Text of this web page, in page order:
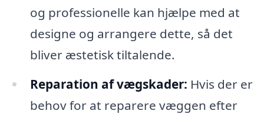
og professionelle kan hjælpe med at
designe og arrangere dette, så det
bliver æstetisk tiltalende.
Reparation af vægskader: Hvis der er
behov for at reparere væggen efter